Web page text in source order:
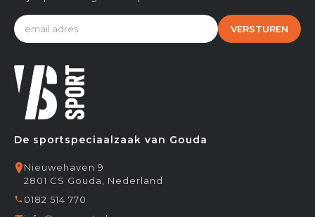
De sportspeciaalzaak van Gouda
Nieuwehaven 9
2801 CS Gouda, Nederland
0182 514 770
VERSTUREN